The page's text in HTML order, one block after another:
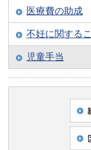
医療費の助成
不妊に関する
児童手当